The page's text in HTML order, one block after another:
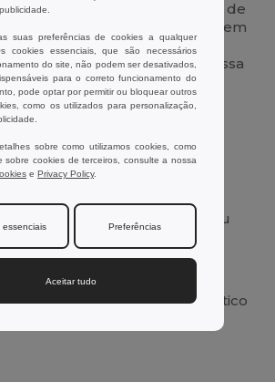
m²) convidam a esboços, listas de
um diário de fluxo livre sem
Um marcador de fita de
o seu lugar para que possa
instantaneamente.
vivos e neutros clássicos, é
para o dia a dia, para
viagens e sessões criativas.
para marcar a sua página e
elástico depois de escrever ou
:
A5 PU de capa dura com elástico
suas preferências de cookies a qualquer
cookies essenciais, que são necessários
do site, não podem ser desativados,
para o correto funcionamento do
pode optar por permitir ou bloquear outros
como os utilizados para personalização,
sobre como utilizamos cookies, como
sobre cookies de terceiros, consulte a nossa
e Privacy Policy.
essenciais Preferências
Aceitar tudo